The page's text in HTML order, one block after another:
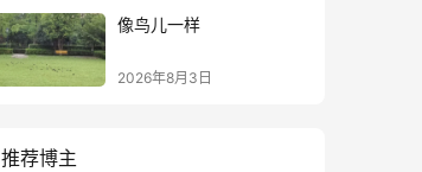
像鸟儿一样
2026年8月3日
推荐博主